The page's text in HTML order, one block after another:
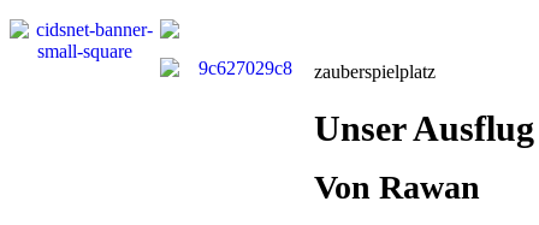
zauberspielplatz
Unser
Von Rawan